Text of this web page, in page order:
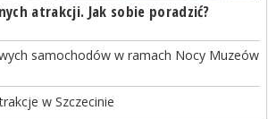
atrakcji. Jak sobie poradzić?
samochodów w ramach Nocy Muzeów
w Szczecinie